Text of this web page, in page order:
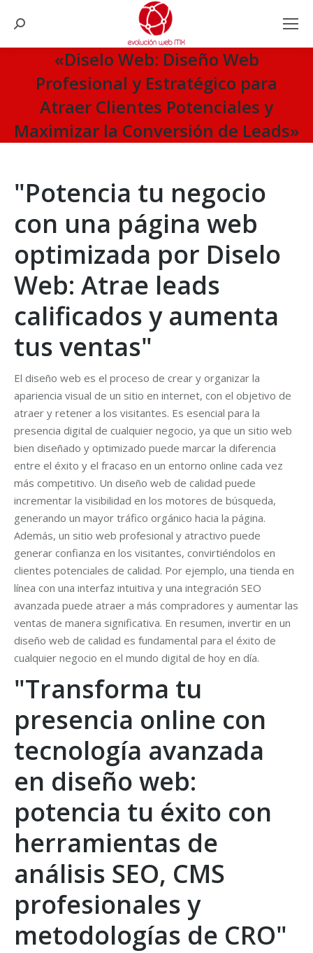
Search:
«Diselo Web: Diseño Web
Profesional y Estratégico para
Atraer Clientes Potenciales y
Maximizar la Conversión de Leads»
"Potencia tu negocio
con una página web
optimizada por Diselo
Web: Atrae leads
calificados y aumenta
tus ventas"
El diseño web es el proceso de crear y organizar la
apariencia visual de un sitio en internet, con el objetivo de
atraer y retener a los visitantes. Es esencial para la
presencia digital de cualquier negocio, ya que un sitio web
bien diseñado y optimizado puede marcar la diferencia
entre el éxito y el fracaso en un entorno online cada vez
más competitivo. Un diseño web de calidad puede
incrementar la visibilidad en los motores de búsqueda,
generando un mayor tráfico orgánico hacia la página.
Además, un sitio web profesional y atractivo puede
generar confianza en los visitantes, convirtiéndolos en
clientes potenciales de calidad. Por ejemplo, una tienda en
línea con una interfaz intuitiva y una integración SEO
avanzada puede atraer a más compradores y aumentar las
ventas de manera significativa. En resumen, invertir en un
diseño web de calidad es fundamental para el éxito de
cualquier negocio en el mundo digital de hoy en día.
"Transforma tu
presencia online con
tecnología avanzada
en diseño web:
potencia tu éxito con
herramientas de
análisis SEO, CMS
profesionales y
metodologías de CRO"